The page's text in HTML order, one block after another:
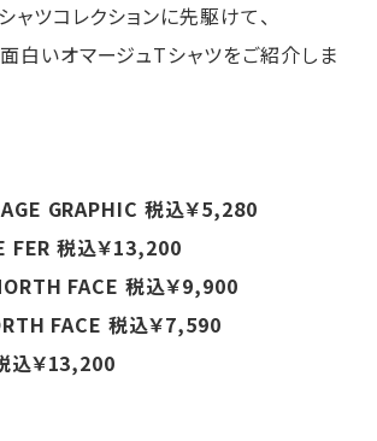
ツコレクションに先駆けて、
白いオマージュTシャツをご紹介しま
GRAPHIC 税込￥5,280
FER 税込￥13,200
FACE 税込￥9,900
FACE 税込￥7,590
込￥13,200